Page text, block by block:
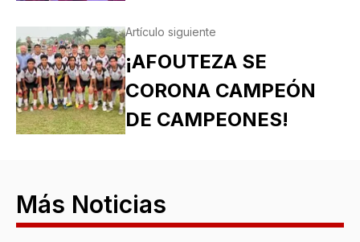
Artículo siguiente
¡AFOUTEZA SE
CORONA CAMPEÓN
DE CAMPEONES!
Más Noticias